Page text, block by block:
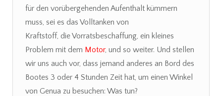
für den vorübergehenden Aufenthalt kümmern
muss, sei es das Volltanken von
Kraftstoff, die Vorratsbeschaffung, ein kleines
Problem mit dem Motor, und so weiter. Und stellen
wir uns auch vor, dass jemand anderes an Bord des
Bootes 3 oder 4 Stunden Zeit hat, um einen Winkel
von Genua zu besuchen: Was tun?